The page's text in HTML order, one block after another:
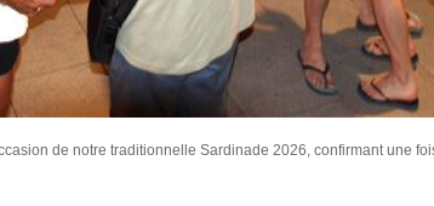
de notre traditionnelle Sardinade 2026, confirmant une